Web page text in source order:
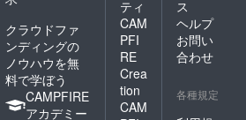
クラウドファ
ンディングの
ノウハウを無
料で学ぼう
CAMPFIRE
アカデミー
ティ
CAM
PFI
RE
Crea
tion
CAM
ス
ヘルプ
お問い
合わせ
各種規定